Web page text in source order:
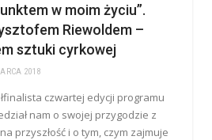
w moim życiu”.
Riewoldem –
sztuki cyrkowej
2018
czwartej edycji programu
nam o swojej przygodzie z
przyszłość i o tym, czym zajmuje